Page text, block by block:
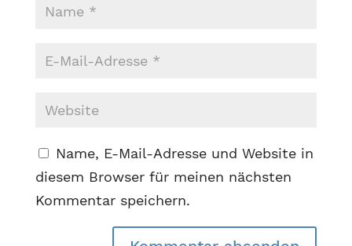
Name, E-Mail-Adresse und Website in
diesem Browser für meinen nächsten
Kommentar speichern.